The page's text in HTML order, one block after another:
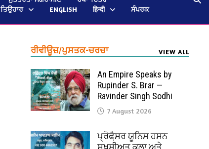
ਤਿਉਹਾਰ ENGLISH हिन्दी
ਸੰਪਰਕ
ਰੀਵੀਊਜ਼/ਪੁਸਤਕ-ਚਰਚਾ VIEW ALL
An Empire Speaks by
Rupinder S. Brar —
Ravinder Singh Sodhi
7 August 2026
ਪ੍ਰੋਫੈ਼ਸਰ ਯੂਨਿਸ ਹਸਨ
ਸ਼ਖ਼ਸੀਅਤ ਕਲਾ ਅਤੇ